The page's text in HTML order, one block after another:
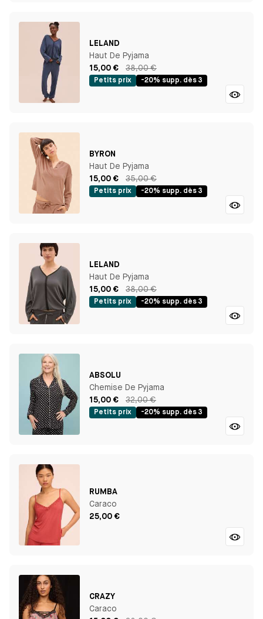
LELAND
Haut De Pyjama
15,00 €
38,00 €
Petits prix -20% supp. dès 3
BYRON
Haut De Pyjama
15,00 €
35,00 €
Petits prix -20% supp. dès 3
LELAND
Haut De Pyjama
15,00 €
38,00 €
Petits prix -20% supp. dès 3
ABSOLU
Chemise De Pyjama
15,00 €
32,00 €
Petits prix -20% supp. dès 3
RUMBA
Caraco
25,00 €
CRAZY
Caraco